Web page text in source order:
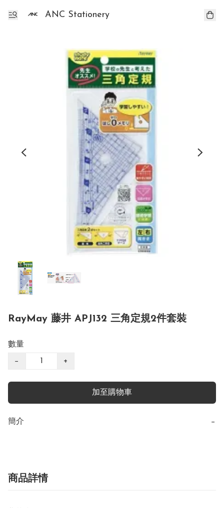
ANC Stationery
RayMay 藤井 APJ132 三角定規2件套裝
數量
− +
加至購物車
簡介 −
商品詳情